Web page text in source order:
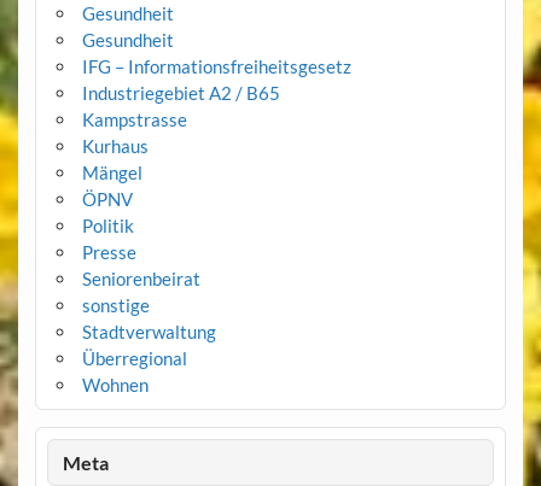
Gesundheit
Gesundheit
IFG – Informationsfreiheitsgesetz
Industriegebiet A2 / B65
Kampstrasse
Kurhaus
Mängel
ÖPNV
Politik
Presse
Seniorenbeirat
sonstige
Stadtverwaltung
Überregional
Wohnen
Meta